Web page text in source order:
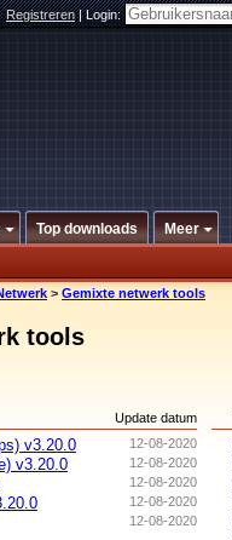
Registreren|Login:
Top downloads Meer
> Gemixte netwerk tools
tools
Update datum
12-08-2020
v3.20.0
12-08-2020
v3.20.0
12-08-2020
12-08-2020
12-08-2020